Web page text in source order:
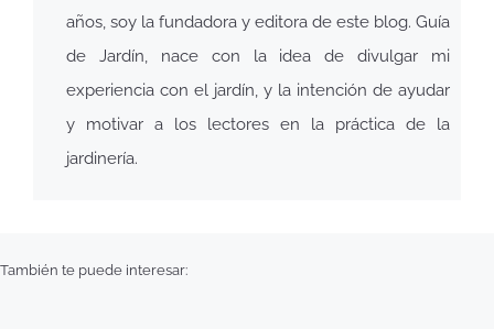
años, soy la fundadora y editora de este blog. Guía
de Jardín, nace con la idea de divulgar mi
experiencia con el jardín, y la intención de ayudar
y motivar a los lectores en la práctica de la
jardinería.
También te puede interesar: